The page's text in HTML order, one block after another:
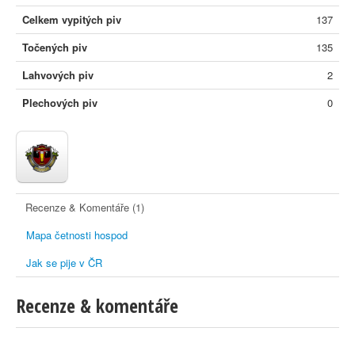
Celkem vypitých piv
137
Točených piv
135
Lahvových piv
2
Plechových piv
0
Recenze & Komentáře (1)
Mapa četnosti hospod
Jak se pije v ČR
Recenze & komentáře